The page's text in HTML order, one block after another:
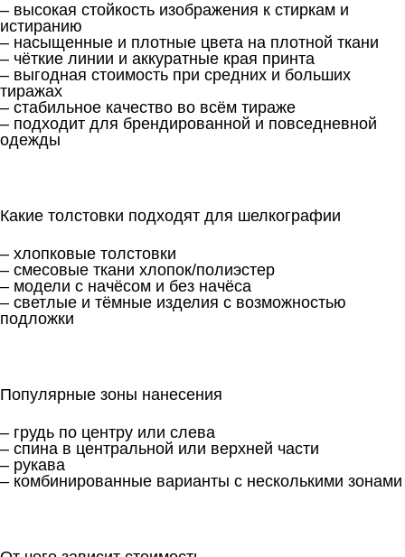
– высокая стойкость изображения к стиркам и
истиранию
– насыщенные и плотные цвета на плотной ткани
– чёткие линии и аккуратные края принта
– выгодная стоимость при средних и больших
тиражах
– стабильное качество во всём тираже
– подходит для брендированной и повседневной
одежды
Какие толстовки подходят для шелкографии
– хлопковые толстовки
– смесовые ткани хлопок/полиэстер
– модели с начёсом и без начёса
– светлые и тёмные изделия с возможностью
подложки
Популярные зоны нанесения
– грудь по центру или слева
– спина в центральной или верхней части
– рукава
– комбинированные варианты с несколькими зонами